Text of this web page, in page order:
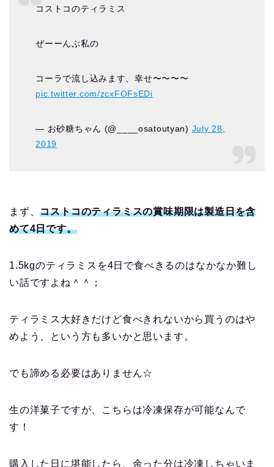
コストコのティラミス
ぜーーんぶ私の
コーラで流し込みます、幸せ〜〜〜〜
pic.twitter.com/zcxFOFsEDi
— お砂糖ちゃん (@____osatoutyan) July 28,
2019
まず、コストコのティラミスの賞味期限は製造日を含
めて4日です。
1.5kgのティラミスを4日で食べきるのはなかなか難し
い話ですよね＾＾；
ティラミス大好きだけど食べきれないから買うのはや
めよう、という方も多いかと思います。
でも諦める必要はありません☆
生の洋菓子ですが、こちらは冷凍保存が可能なんで
す！
購入した日に堪能したら、余った分は冷凍しちゃいま